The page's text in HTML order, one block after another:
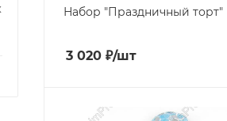
Набор "Праздничный торт"
3 020 ₽/шт